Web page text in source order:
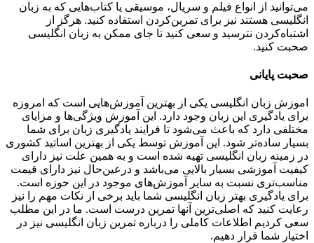
می‌توانید از انواع فیلم و سریال، موسیقی یا کتاب‌هایی که به زبان
انگلیسی هستند نیز برای تمرین‌کردن استفاده کنید. هرگز از
اشتباه‌کردن نترسید و سعی کنید تا جای ممکن به زبان انگلیسی
صحبت کنید.
صحبت پایانی
اموزش زبان انگلیسی یکی از بهترین آموزش‌هایی است که امروزه
برای یادگیری این زبان وجود دارد. این آموزش ویژگی‌ها و مزایای
مختلفی دارد که باعث می‌شود تا فرایند یادگیری زبان برای شما
بسیار ساده‌تر شود. این آموزش توسط یکی از بهترین اساتید کشوری
در زمینه زبان انگلیسی تهیه شده است و به همین علت نیز دارای
کیفیت آموزشی بسیار بالایی می‌باشد و درعین‌حال نیز دارای قیمت
مناسب‌تری نسبت به سایر آموزش‌های موجود در این حوزه است.
برای یادگیری بهتر زبان انگلیسی شما باید برخی از نکات مهم را نیز
رعایت کنید که اصلی‌ترین آنها تمرین درست است. ما در این مطلب
سعی کردیم اطلاعات کاملی را درباره تمرین زبان انگلیسی نیز در
اختیار شما قرار دهیم.